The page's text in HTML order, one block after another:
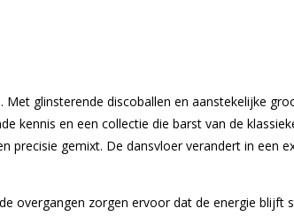
glinsterende discoballen en aanstekelijke
kennis en een collectie die barst van de
gemixt. De dansvloer verandert in een
overgangen zorgen ervoor dat de energie